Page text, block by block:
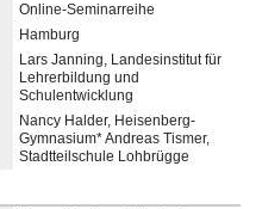
Online-Seminarreihe
Hamburg
Lars Janning, Landesinstitut für
Lehrerbildung und
Schulentwicklung
Nancy Halder, Heisenberg-
Gymnasium* Andreas Tismer,
Stadtteilschule Lohbrügge